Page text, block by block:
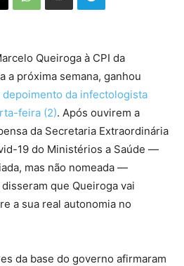
Queiroga à CPI da
a próxima semana, ganhou
depoimento da infectologista
feira (2). Após ouvirem a
da Secretaria Extraordinária
19 do Ministérios a Saúde —
mas não nomeada —
que Queiroga vai
a sua real autonomia no
da base do governo afirmaram